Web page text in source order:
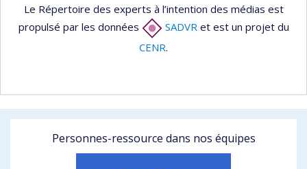
Le Répertoire des experts à l’intention des médias est
propulsé par les données
SADVRet est un projet du
CENR.
Personnes-ressource dans nos équipes